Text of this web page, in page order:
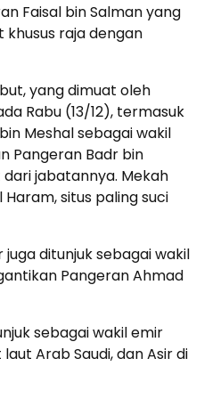
Faisal bin Salman yang
khusus raja dengan
yang dimuat oleh
Rabu (13/12), termasuk
Meshal sebagai wakil
Pangeran Badr bin
jabatannya. Mekah
situs paling suci
juga ditunjuk sebagai wakil
Pangeran Ahmad
sebagai wakil emir
Arab Saudi, dan Asir di